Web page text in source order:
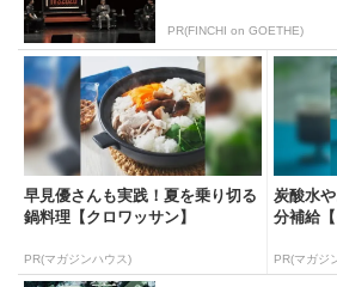
PR(FINCHI on GOETHE)
早見優さんも実践！夏を乗り切る
鍋料理【クロワッサン】
PR(マガジンハウス)
炭酸水
分補給【
PR(マガジ